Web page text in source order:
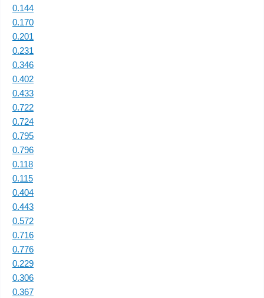
0.144
0.170
0.201
0.231
0.346
0.402
0.433
0.722
0.724
0.795
0.796
0.118
0.115
0.404
0.443
0.572
0.716
0.776
0.229
0.306
0.367